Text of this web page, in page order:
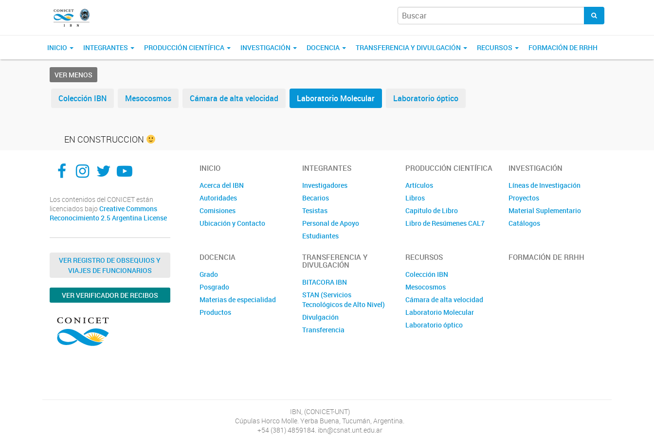
INICIO INTEGRANTES PRODUCCIÓN CIENTÍFICA INVESTIGACIÓN DOCENCIA TRANSFERENCIA Y DIVULGACIÓN RECURSOS FORMACIÓN DE RRHH
VER MENOS
Colección IBN Mesocosmos Cámara de alta velocidad Laboratorio Molecular Laboratorio óptico
EN CONSTRUCCION
Facebook
Instagram
X You Tube
Los contenidos del CONICET están
licenciados bajo Creative Commons
Reconocimiento 2.5 Argentina License
VER REGISTRO DE OBSEQUIOS Y
VIAJES DE FUNCIONARIOS
VER VERIFICADOR DE RECIBOS
INICIO
Acerca del IBN
Autoridades
Comisiones
Ubicación y Contacto
INTEGRANTES
Investigadores
Becarios
Tesistas
Personal de Apoyo
Estudiantes
Investigadores Visitantes
PRODUCCIÓN CIENTÍFICA
Artículos
Libros
Capitulo de Libro
Libro de Resúmenes CAL7
INVESTIGACIÓN
Líneas de Investigación
Proyectos
Material Suplementario
Catálogos
DOCENCIA
Grado
Posgrado
Materias de especialidad
Productos
TRANSFERENCIA Y
DIVULGACIÓN
BITACORA IBN
STAN (Servicios
Tecnológicos de Alto Nivel)
Divulgación
Transferencia
RECURSOS
Colección IBN
Mesocosmos
Cámara de alta velocidad
Laboratorio Molecular
Laboratorio óptico
FORMACIÓN DE RRHH
IBN, (CONICET-UNT)
Cúpulas Horco Molle. Yerba Buena, Tucumán, Argentina.
+54 (381) 4859184. ibn@csnat.unt.edu.ar